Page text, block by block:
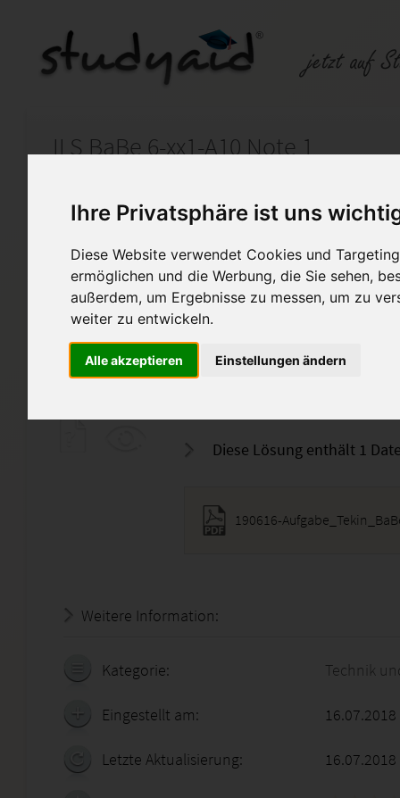
Ihre Privatsphäre ist uns
Diese Website verwendet Cookies und
ermöglichen und die Werbung, die Sie sehen,
außerdem, um Ergebnisse zu messen, um zu
weiter zu entwickeln.
Alle akzeptieren Einstellungen ändern
ILS BaBe 6-xx1-A10 Note 1
Auf StudyAid.de verkaufen
Startseite Technik und Informatik
Baubetriebslehre
Zum Verkauf steht meine
Diese darf nur zu eigenen
werden.
Diese Lösung enthält 1
190616-
Weitere Information:
Kategorie: Technik
Eingestellt am:
Letzte Aktualisierung: 16.07.2018